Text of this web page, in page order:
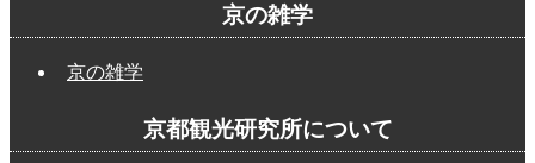
京の雑学
京の雑学
京都観光研究所について